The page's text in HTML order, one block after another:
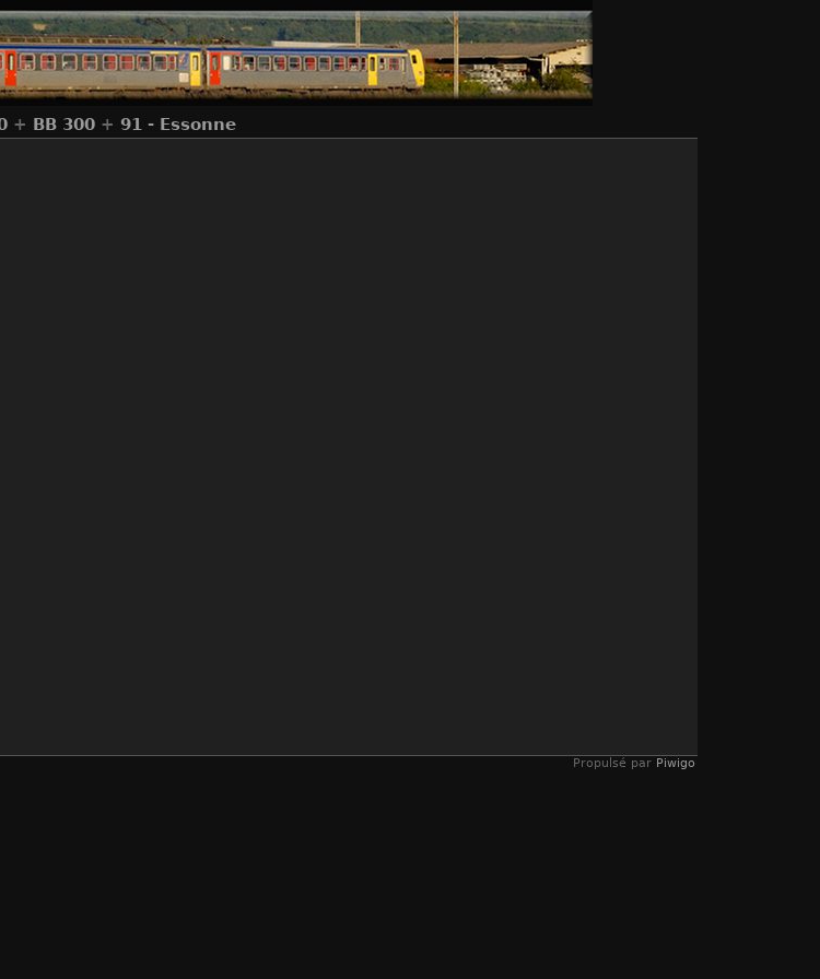
+ BB 300 + 91 - Essonne
Propulsé par Piwigo